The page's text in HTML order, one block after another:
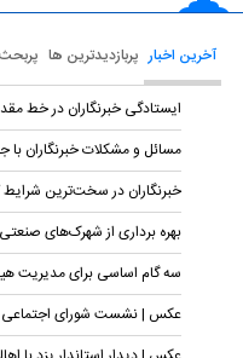
آخرین اخبار پربازدیدترین ها
ایستادگی خبرنگاران در خط
مسائل و مشکلات خبرنگاران
خبرنگاران در سخت‌ترین شرایط
بهره برداری از شهرک‌های
سه گام اساسی برای مدیریت
عکس | نشست شورای اجتماعی